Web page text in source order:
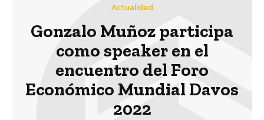
Actualidad
Gonzalo Muñoz participa
como speaker en el
encuentro del Foro
Económico Mundial Davos
2022